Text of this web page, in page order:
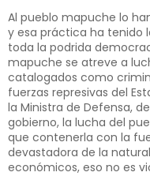
Al pueblo mapuche lo
y esa práctica ha tenido
toda la podrida
mapuche se atreve a
catalogados como
fuerzas represivas del
la Ministra de Defensa,
gobierno, la lucha del
que contenerla con la
devastadora de la
económicos, eso no es